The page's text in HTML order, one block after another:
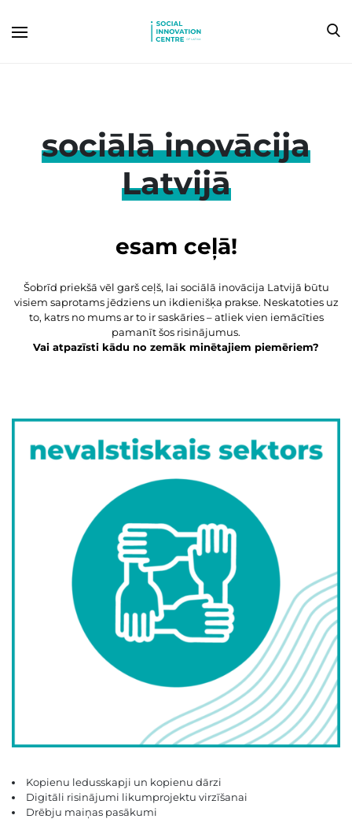
sociālā inovācija
Latvijā
esam ceļā!
Šobrīd priekšā vēl garš ceļš, lai sociālā inovācija Latvijā būtu
visiem saprotams jēdziens un ikdienišķa prakse. Neskatoties uz
to, katrs no mums ar to ir saskāries – atliek vien iemācīties
pamanīt šos risinājumus.
Vai atpazīsti kādu no zemāk minētajiem piemēriem?
Kopienu ledusskapji un kopienu dārzi
Digitāli risinājumi likumprojektu virzīšanai
Drēbju maiņas pasākumi